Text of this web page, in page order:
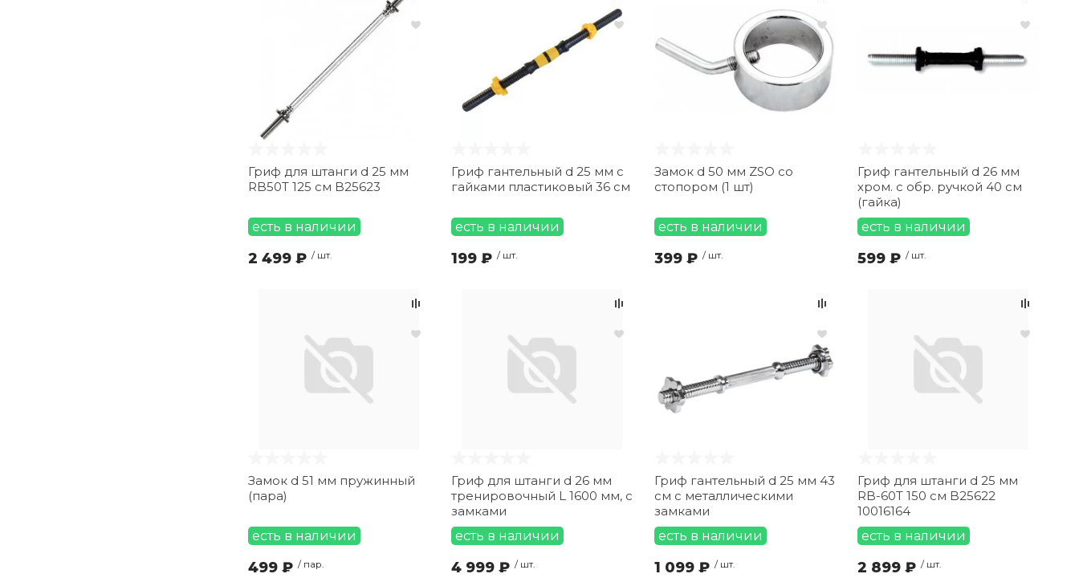
Гриф для штанги d 25 мм
RB50T 125 см B25623
есть в наличии
2 499 ₽ / шт.
Гриф гантельный d 25 мм с
гайками пластиковый 36 см
есть в наличии
199 ₽ / шт.
Замок d 50 мм ZSO со
стопором (1 шт)
есть в наличии
399 ₽ / шт.
Гриф гантельный d 26 мм
хром. с обр. ручкой 40 см
(гайка)
есть в наличии
599 ₽ / шт.
Замок d 51 мм пружинный
(пара)
есть в наличии
499 ₽ / пар.
Гриф для штанги d 26 мм
тренировочный L 1600 мм, с
замками
есть в наличии
4 999 ₽ / шт.
Гриф гантельный d 25 мм 43
см с металлическими
замками
есть в наличии
1 099 ₽ / шт.
Гриф для штанги d 25 мм
RB-60T 150 см B25622
10016164
есть в наличии
2 899 ₽ / шт.